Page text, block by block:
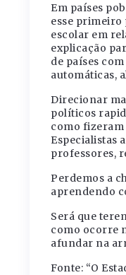
Em países
esse primeiro
escolar em
explicação
de países
automáticas,
Direcionar
políticos
como fizeram
Especialistas
professores,
Perdemos a
aprendendo
Será que
como ocorre
afundar na
Fonte: “O